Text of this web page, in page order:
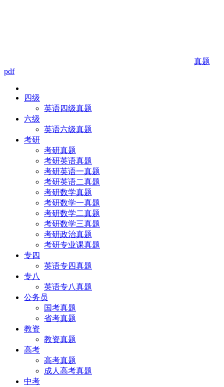
真题
pdf
四级
英语四级真题
六级
英语六级真题
考研
考研真题
考研英语真题
考研英语一真题
考研英语二真题
考研数学真题
考研数学一真题
考研数学二真题
考研数学三真题
考研政治真题
考研专业课真题
专四
英语专四真题
专八
英语专八真题
公务员
国考真题
省考真题
教资
教资真题
高考
高考真题
成人高考真题
中考